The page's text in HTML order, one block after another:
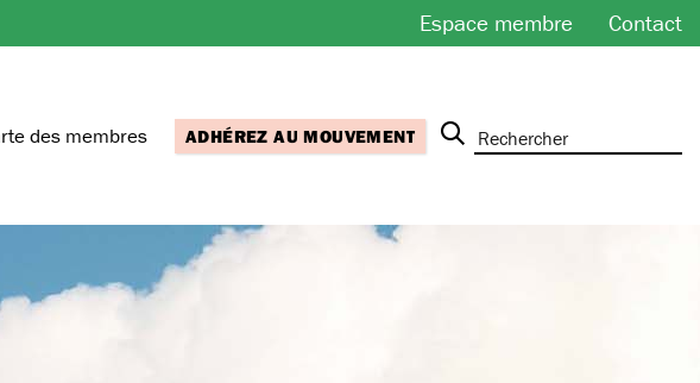
Espace membre Contact
des membres ADHÉREZ AU MOUVEMENT